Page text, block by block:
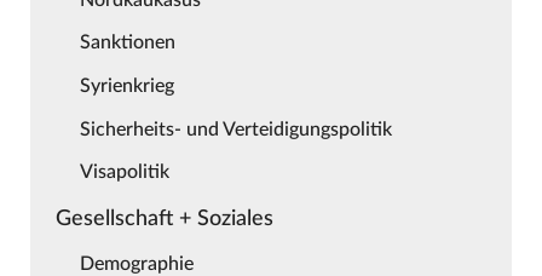
Sanktionen
Syrienkrieg
Sicherheits- und Verteidigungspolitik
Visapolitik
Gesellschaft + Soziales
Demographie